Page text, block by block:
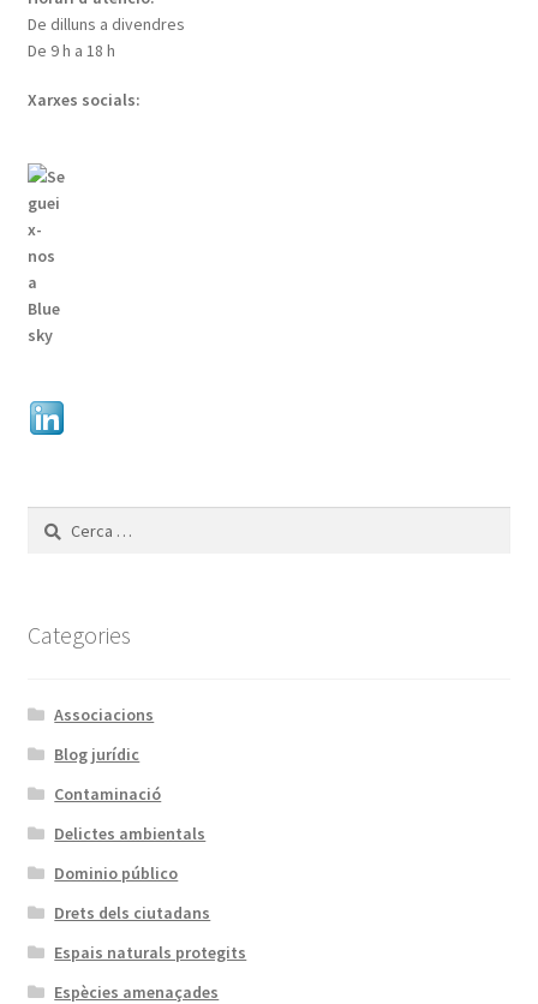
De dilluns a divendres
De 9 h a 18 h
Xarxes socials:
Cerca:
Categories
Associacions
Blog jurídic
Contaminació
Delictes ambientals
Dominio público
Drets dels ciutadans
Espais naturals protegits
Espècies amenaçades